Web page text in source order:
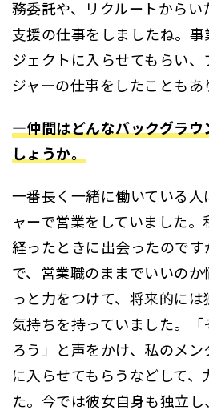
務委託や、リクルートから
支援の仕事をしましたね。
ジェクトに入らせてもらい
ジャーの仕事をしたこともあ
―仲間はどんなバックグラウ
しょうか。
一番長く一緒に働いている
ャーで営業をしていました
経ったときに出会ったので
で、営業職のままでいいの
っと力をつけて、将来的に
気持ちを持っていました。
ろう」と声をかけ、私のメ
に入らせてもらうなどして
た。今では彼女自身も独立